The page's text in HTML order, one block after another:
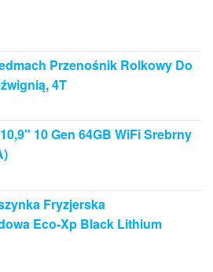
Przenośnik Rolkowy Do
4T
10 Gen 64GB WiFi Srebrny
Fryzjerska
Eco-Xp Black Lithium